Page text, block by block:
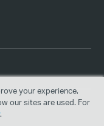
your experience,
our sites are used. For
.